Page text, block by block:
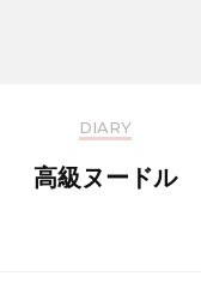
DIARY
高級ヌードル